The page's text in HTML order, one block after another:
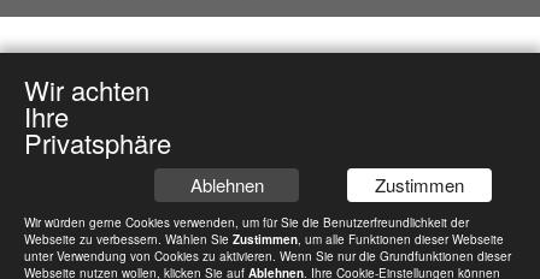
Wir achten
Ihre
Privatsphäre
Ablehnen Zustimmen
Wir würden gerne Cookies verwenden, um für Sie die Benutzerfreundlichkeit der
Webseite zu verbessern. Wählen Sie Zustimmen, um alle Funktionen dieser Webseite
unter Verwendung von Cookies zu aktivieren. Wenn Sie nur die Grundfunktionen dieser
Webseite nutzen wollen, klicken Sie auf Ablehnen. Ihre Cookie-Einstellungen können